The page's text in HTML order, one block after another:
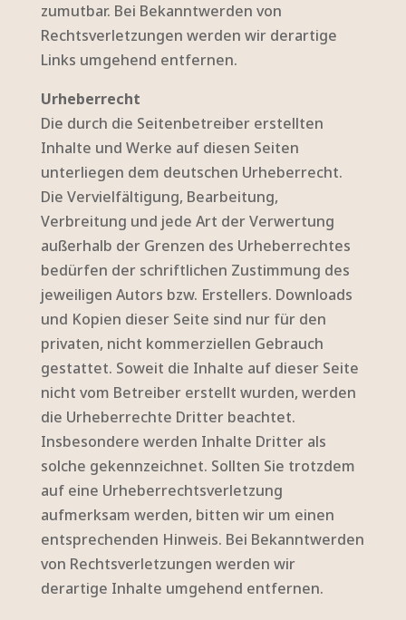
zumutbar. Bei Bekanntwerden von
Rechtsverletzungen werden wir derartige
Links umgehend entfernen.
Urheberrecht
Die durch die Seitenbetreiber erstellten
Inhalte und Werke auf diesen Seiten
unterliegen dem deutschen Urheberrecht.
Die Vervielfältigung, Bearbeitung,
Verbreitung und jede Art der Verwertung
außerhalb der Grenzen des Urheberrechtes
bedürfen der schriftlichen Zustimmung des
jeweiligen Autors bzw. Erstellers. Downloads
und Kopien dieser Seite sind nur für den
privaten, nicht kommerziellen Gebrauch
gestattet. Soweit die Inhalte auf dieser Seite
nicht vom Betreiber erstellt wurden, werden
die Urheberrechte Dritter beachtet.
Insbesondere werden Inhalte Dritter als
solche gekennzeichnet. Sollten Sie trotzdem
auf eine Urheberrechtsverletzung
aufmerksam werden, bitten wir um einen
entsprechenden Hinweis. Bei Bekanntwerden
von Rechtsverletzungen werden wir
derartige Inhalte umgehend entfernen.